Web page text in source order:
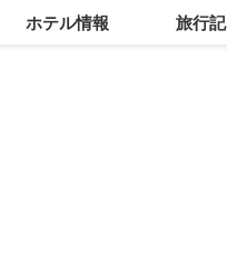
ホテル情報 旅行記